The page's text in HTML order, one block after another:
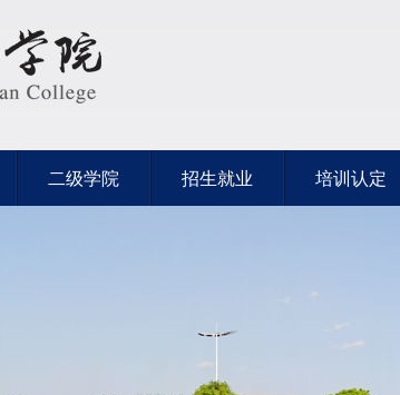
二级学院 招生就业 培训认定